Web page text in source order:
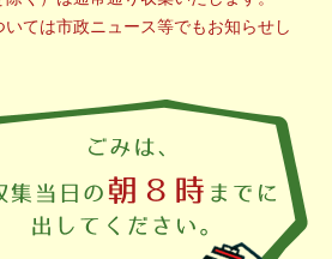
ては市政ニュース等でもお知らせし